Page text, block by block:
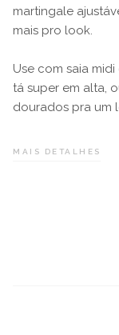
martingale
mais pro look.
Use com saia
tá super em alta,
dourados pra um
MAIS DETALHES